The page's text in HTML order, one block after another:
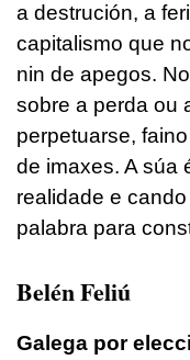
a destrución, a
capitalismo que
nin de apegos.
sobre a perda ou
perpetuarse,
de imaxes. A súa
realidade e
palabra para
Belén Feliú
Galega por